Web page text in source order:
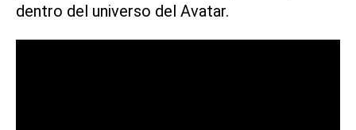
dentro del universo del Avatar.